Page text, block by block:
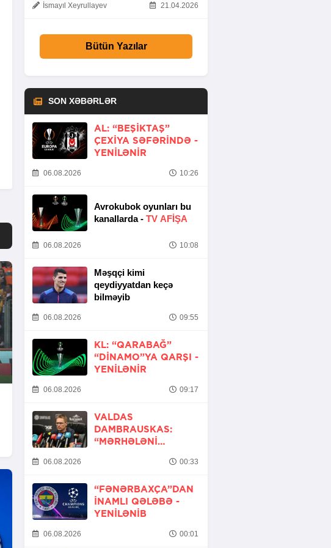
İsmayıl Xeyrullayev 21.04.2026
Bütün Yazılar
SON XƏBƏRLƏR
AL: “BEŞIKTAŞ”
ÇEXIYA SƏFƏRINDƏ -
YENİLƏNİR
06.08.2026 10:26
Avrokubok oyunları bu
kanallarda - TV AFİŞA
06.08.2026 10:08
Məşqçi kimi
qeydiyyatdan keçə
bilməyib
06.08.2026 09:55
KL: “QARABAĞ”
“DINAMO”YA QARŞI -
YENİLƏNİR
06.08.2026 09:17
VALDAS
DAMBRAUSKAS:
“MƏRHƏLƏNI
06.08.2026 00:33
“FƏNƏRBAXÇA”DAN
INAMLI QƏLƏBƏ -
YENİLƏNİB
06.08.2026 00:01